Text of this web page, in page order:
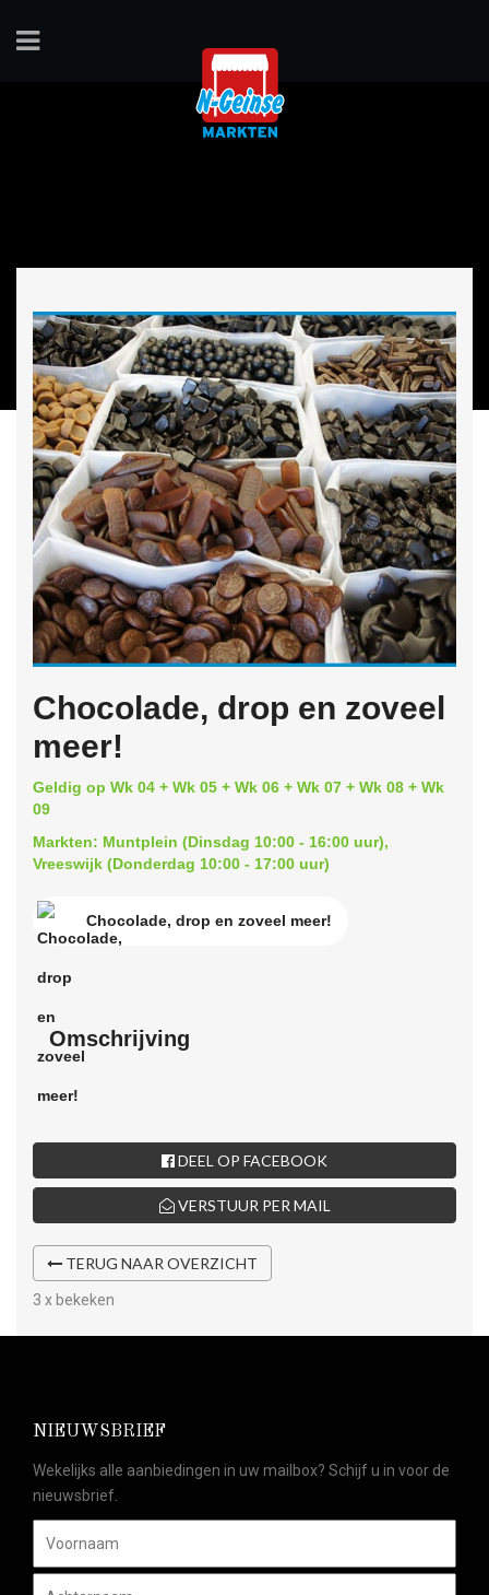
Chocolade, drop en zoveel
meer!
Geldig op Wk 04 + Wk 05 + Wk 06 + Wk 07 + Wk 08 + Wk
09
Markten: Muntplein (Dinsdag 10:00 - 16:00 uur),
Vreeswijk (Donderdag 10:00 - 17:00 uur)
Chocolade, drop en zoveel meer!
Omschrijving
DEEL OP FACEBOOK
VERSTUUR PER MAIL
TERUG NAAR OVERZICHT
3 x bekeken
NIEUWSBRIEF
Wekelijks alle aanbiedingen in uw mailbox? Schijf u in voor de
nieuwsbrief.